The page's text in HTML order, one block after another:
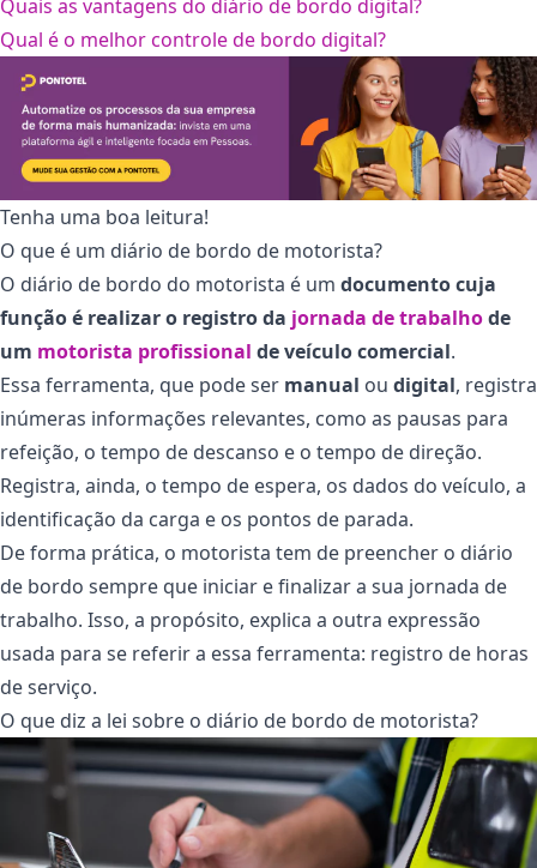
Quais as vantagens do diário de bordo digital?
Qual é o melhor controle de bordo digital?
Tenha uma boa leitura!
O que é um diário de bordo de motorista?
O diário de bordo do motorista é um documento cuja
função é realizar o registro da jornada de trabalhode
um motorista profissional de veículo comercial.
Essa ferramenta, que pode ser manual ou digital, registra
inúmeras informações relevantes, como as pausas para
refeição, o tempo de descanso e o tempo de direção.
Registra, ainda, o tempo de espera, os dados do veículo, a
identificação da carga e os pontos de parada.
De forma prática, o motorista tem de preencher o diário
de bordo sempre que iniciar e finalizar a sua jornada de
trabalho. Isso, a propósito, explica a outra expressão
usada para se referir a essa ferramenta: registro de horas
de serviço.
O que diz a lei sobre o diário de bordo de motorista?